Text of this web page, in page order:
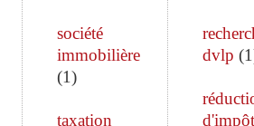
société
immobilière
(1)
taxation
dvlp (1
d'impôt